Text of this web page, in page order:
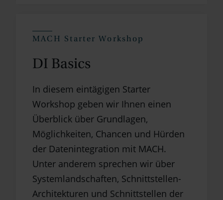
MACH Starter Workshop
DI Basics
In diesem eintägigen Starter
Workshop geben wir Ihnen einen
Überblick über Grundlagen,
Möglichkeiten, Chancen und Hürden
der Datenintegration mit MACH.
Unter anderem sprechen wir über
Systemlandschaften, Schnittstellen-
Architekturen und Schnittstellen der